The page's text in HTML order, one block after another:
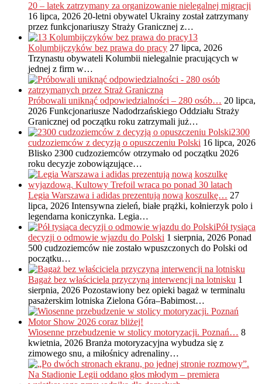
20 – latek zatrzymany za organizowanie nielegalnej migracji
16 lipca, 2026 20-letni obywatel Ukrainy został zatrzymany
przez funkcjonariuszy Straży Granicznej z…
13
Kolumbijczyków bez prawa do pracy 27 lipca, 2026
Trzynastu obywateli Kolumbii nielegalnie pracujących w
jednej z firm w…
Próbowali uniknąć odpowiedzialności – 280 osób… 20 lipca,
2026 Funkcjonariusze Nadodrzańskiego Oddziału Straży
Granicznej od początku roku zatrzymali już…
2300
cudzoziemców z decyzją o opuszczeniu Polski 16 lipca, 2026
Blisko 2300 cudzoziemców otrzymało od początku 2026
roku decyzje zobowiązujące…
Legia Warszawa i adidas prezentują nową koszulkę… 27
lipca, 2026 Intensywna zieleń, białe prążki, kołnierzyk polo i
legendarna koniczynka. Legia…
Pół tysiąca
decyzji o odmowie wjazdu do Polski 1 sierpnia, 2026 Ponad
500 cudzoziemców nie zostało wpuszczonych do Polski od
początku…
Bagaż bez właściciela przyczyną interwencji na lotnisku 1
sierpnia, 2026 Pozostawiony bez opieki bagaż w terminalu
pasażerskim lotniska Zielona Góra–Babimost…
Wiosenne przebudzenie w stolicy motoryzacji. Poznań… 8
kwietnia, 2026 Branża motoryzacyjna wybudza się z
zimowego snu, a miłośnicy adrenaliny…